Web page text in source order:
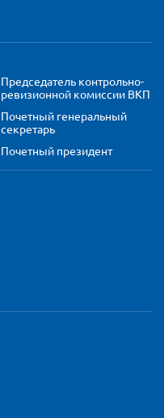
Председатель контрольно-
ревизионной комиссии ВКП
Почетный генеральный
секретарь
Почетный президент